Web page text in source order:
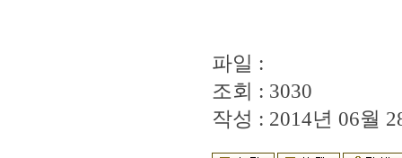
파일 :
조회 : 3030
작성 : 2014년 06월